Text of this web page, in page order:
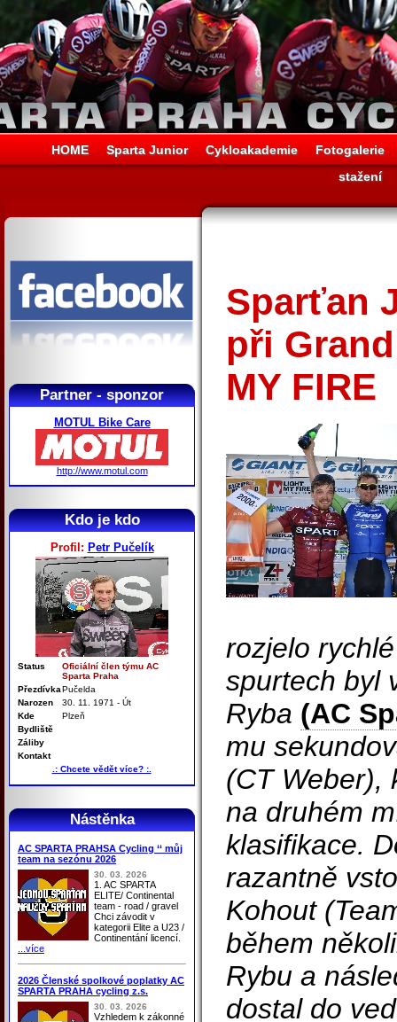
HOME Sparta Junior Cykloakademie
Fotogalerie
stažení
Partner - sponzor
MOTUL Bike Care
http://www.motul.com
Kdo je kdo
Profil: Petr Pučelík
Status
Oficiální člen týmu AC
Sparta Praha
PřezdívkaPučelda
Narozen
30. 11. 1971 - Út
Kde
Plzeň
Bydliště
Záliby
Kontakt
.: Chcete vědět více? :.
Nástěnka
AC SPARTA PRAHSA Cycling ‘‘ můj
team na sezónu 2026
30. 03. 2026
1. AC SPARTA
ELITE/ Continental
team - road / gravel
Chci závodit v
kategorii Elite a U23 /
Continentání licencí.
...více
2026 Členské spolkové poplatky AC
SPARTA PRAHA cycling z.s.
30. 03. 2026
Vzhledem k zákonné
Sparťan
při
MY FIRE
rozjelo
spurtech byl
Ryba (AC
mu
(CT Weber),
na druhém
klasifikace.
razantně
Kohout
během
Rybu a
dostal do